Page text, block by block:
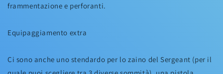
frammentazione e perforanti.
Equipaggiamento extra
Ci sono anche uno stendardo per lo zaino del Sergeant (per il